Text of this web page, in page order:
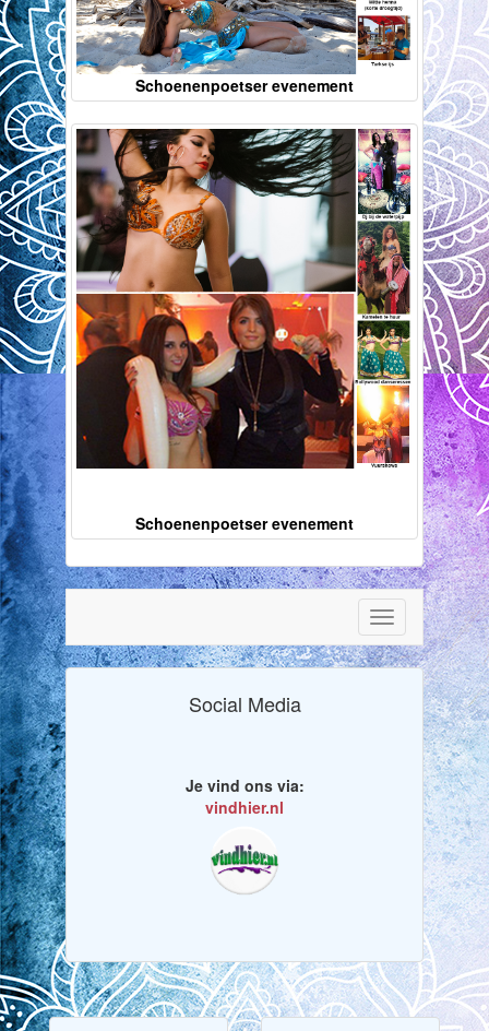
Schoenenpoetser evenement
Schoenenpoetser evenement
Toggle
navigation
Social Media
Je vind ons via:
vindhier.nl